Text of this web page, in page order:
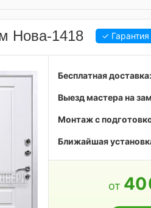
Нова-1418 ✓
Бесплатная доставка:
Выезд мастера на
Монтаж с
Ближайшая
от 40